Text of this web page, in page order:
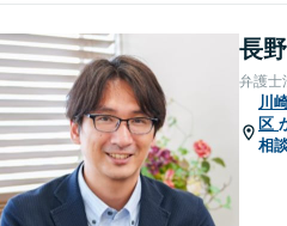
長
弁護士
川
区
相